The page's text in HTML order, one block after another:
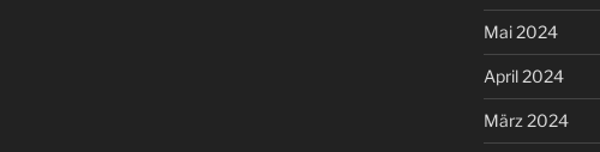
Mai 2024
April 2024
März 2024